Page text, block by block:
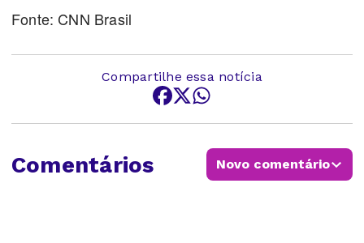
Fonte: CNN Brasil
Compartilhe essa notícia
Comentários Novo comentário